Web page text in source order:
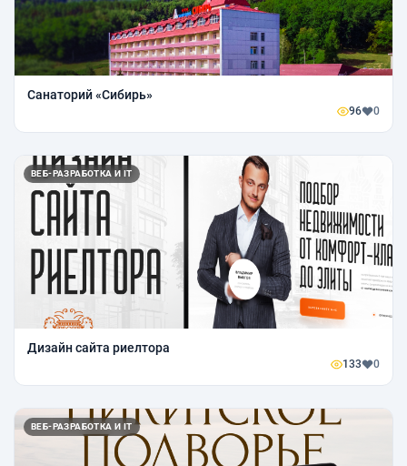
Санаторий «Сибирь»
96 0
ВЕБ-РАЗРАБОТКА И IT
Дизайн сайта риелтора
133 0
ВЕБ-РАЗРАБОТКА И IT